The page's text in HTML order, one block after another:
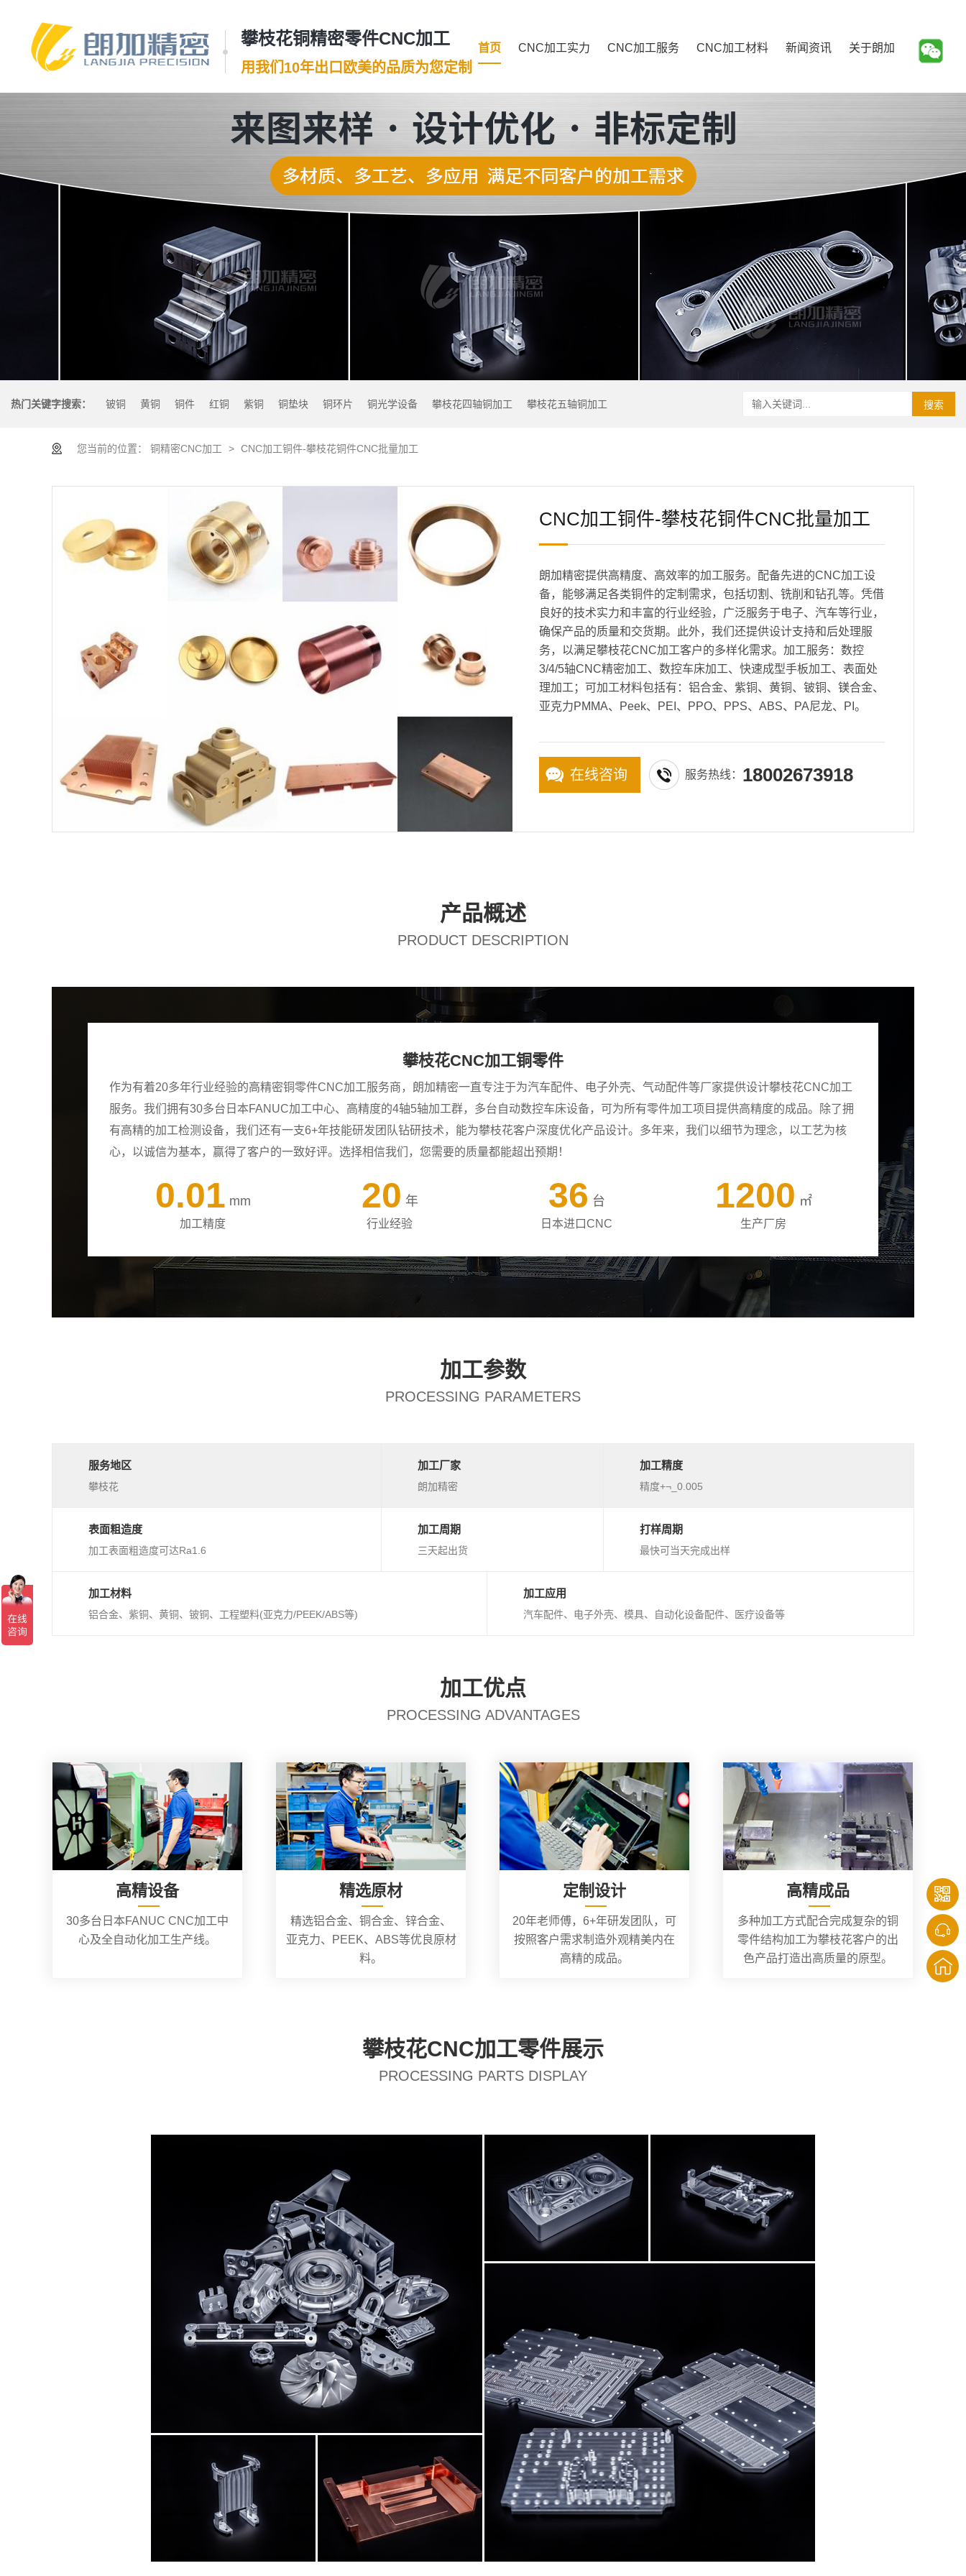
攀枝花铜精密零件CNC加工
用我们10年出口欧美的品质为您定制
首页 CNC加工实力 CNC加工服务 CNC加工材料 新闻资讯 关于朗加
热门关键字搜索： 铍铜 黄铜 铜件 红铜 紫铜 铜垫块 铜环片 铜光学设备 攀枝花四轴铜加工 攀枝花五轴铜加工 搜索
您当前的位置： 铜精密CNC加工 > CNC加工铜件-攀枝花铜件CNC批量加工
CNC加工铜件-攀枝花铜件CNC批量加工
朗加精密提供高精度、高效率的加工服务。配备先进的CNC加工设
备，能够满足各类铜件的定制需求，包括切割、铣削和钻孔等。凭借
良好的技术实力和丰富的行业经验，广泛服务于电子、汽车等行业，
确保产品的质量和交货期。此外，我们还提供设计支持和后处理服
务，以满足攀枝花CNC加工客户的多样化需求。加工服务：数控
3/4/5轴CNC精密加工、数控车床加工、快速成型手板加工、表面处
理加工；可加工材料包括有：铝合金、紫铜、黄铜、铍铜、镁合金、
亚克力PMMA、Peek、PEI、PPO、PPS、ABS、PA尼龙、PI。
在线咨询 服务热线： 18002673918
产品概述
PRODUCT DESCRIPTION
攀枝花CNC加工铜零件
作为有着20多年行业经验的高精密铜零件CNC加工服务商，朗加精密一直专注于为汽车配件、电子外壳、气动配件等厂家提供设计攀枝花CNC加工
服务。我们拥有30多台日本FANUC加工中心、高精度的4轴5轴加工群，多台自动数控车床设备，可为所有零件加工项目提供高精度的成品。除了拥
有高精的加工检测设备，我们还有一支6+年技能研发团队钻研技术，能为攀枝花客户深度优化产品设计。多年来，我们以细节为理念，以工艺为核
心，以诚信为基本，赢得了客户的一致好评。选择相信我们，您需要的质量都能超出预期！
0.01 mm
加工精度
20 年
行业经验
36 台
日本进口CNC
1200 ㎡
生产厂房
加工参数
PROCESSING PARAMETERS
服务地区
攀枝花
加工厂家
朗加精密
加工精度
精度+¬_0.005
表面粗造度
加工表面粗造度可达Ra1.6
加工周期
三天起出货
打样周期
最快可当天完成出样
加工材料
铝合金、紫铜、黄铜、铍铜、工程塑料(亚克力/PEEK/ABS等)
加工应用
汽车配件、电子外壳、模具、自动化设备配件、医疗设备等
加工优点
PROCESSING ADVANTAGES
高精设备
30多台日本FANUC CNC加工中
心及全自动化加工生产线。
精选原材
精选铝合金、铜合金、锌合金、
亚克力、PEEK、ABS等优良原材
料。
定制设计
20年老师傅，6+年研发团队，可
按照客户需求制造外观精美内在
高精的成品。
高精成品
多种加工方式配合完成复杂的铜
零件结构加工为攀枝花客户的出
色产品打造出高质量的原型。
攀枝花CNC加工零件展示
PROCESSING PARTS DISPLAY